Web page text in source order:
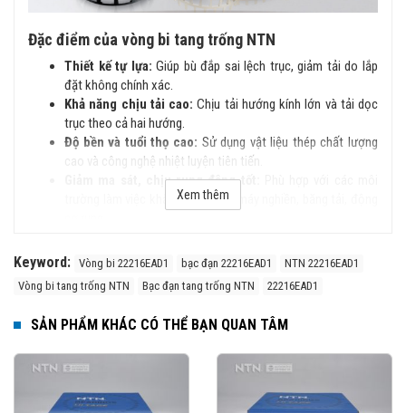
Đặc điểm của vòng bi tang trống NTN
Thiết kế tự lựa: Giúp bù đắp sai lệch trục, giảm tải do lắp
đặt không chính xác.
Khả năng chịu tải cao: Chịu tải hướng kính lớn và tải dọc
trục theo cả hai hướng.
Độ bền và tuổi thọ cao: Sử dụng vật liệu thép chất lượng
cao và công nghệ nhiệt luyện tiên tiến.
Giảm ma sát, chịu rung động tốt:
trường làm việc khắc nghiệt như máy nghiền, băng tải, động
Cấu tạo của vòng bi tang trống NTN
Vòng bi tang trống NTN bao gồm:
Vòng trongvới hai rãnh lăn cho các dãy con lăn tang trống.
trọng đều.
hoặc polyamide.
Xem thêm
Keyword: Vòng bi 22216EAD1 bạc đạn 22216EAD1
NTN 22216EAD1
Vòng bi tang trống NTN
Bạc đạn tang trống NTN 22216EAD1
SẢN PHẨM KHÁC CÓ THỂ BẠN QUAN TÂM